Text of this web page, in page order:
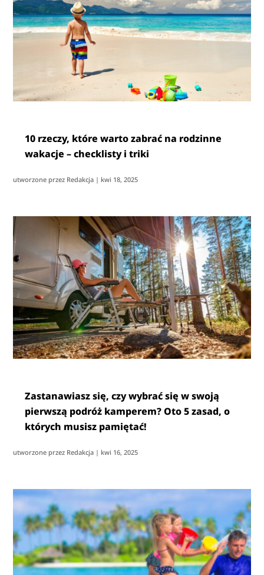
10 rzeczy, które warto zabrać na rodzinne
wakacje – checklisty i triki
utworzone przez Redakcja | kwi 18, 2025
Zastanawiasz się, czy wybrać się w swoją
pierwszą podróż kamperem? Oto 5 zasad, o
których musisz pamiętać!
utworzone przez Redakcja | kwi 16, 2025